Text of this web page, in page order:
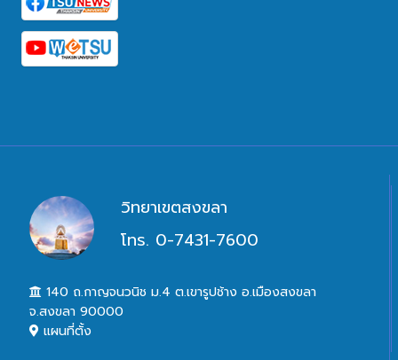
วิทยาเขตสงขลา
โทร. 0-7431-7600
140 ถ.กาญจนวนิช ม.4 ต.เขารูปช้าง อ.เมืองสงขลา
จ.สงขลา 90000
แผนที่ตั้ง